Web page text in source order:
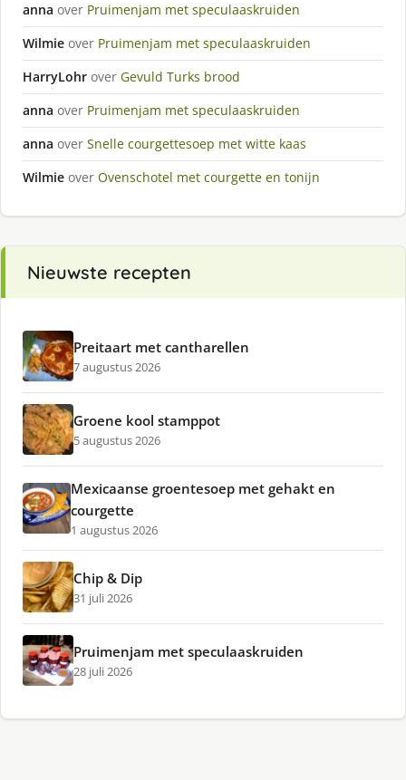
anna over Pruimenjam met speculaaskruiden
Wilmie over Pruimenjam met speculaaskruiden
HarryLohr over Gevuld Turks brood
anna over Pruimenjam met speculaaskruiden
anna over Snelle courgettesoep met witte kaas
Wilmie over Ovenschotel met courgette en tonijn
Nieuwste recepten
Preitaart met cantharellen
7 augustus 2026
Groene kool stamppot
5 augustus 2026
Mexicaanse groentesoep met gehakt en
courgette
1 augustus 2026
Chip & Dip
31 juli 2026
Pruimenjam met speculaaskruiden
28 juli 2026